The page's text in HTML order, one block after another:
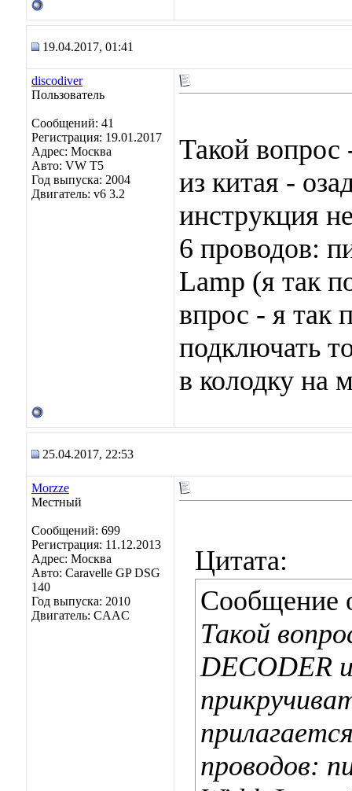
19.04.2017, 01:41
discodiver
Пользователь
Сообщений: 41
Регистрация: 19.01.2017
Адрес: Москва
Авто: VW T5
Год выпуска: 2004
Двигатель: v6 3.2
Такой
из китая -
инструкция
6 проводов:
Lamp (я так
впрос - я так
подключать
в колодку на
25.04.2017, 22:53
Morzze
Местный
Сообщений: 699
Регистрация: 11.12.2013
Адрес: Москва
Авто: Caravelle GP DSG
140
Год выпуска: 2010
Двигатель: CAAC
Цитата:
Сообщение
Такой
DECODER
проводов: